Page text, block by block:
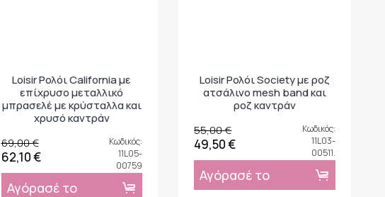
Loisir Ρολόι California με
επίχρυσο μεταλλικό
μπρασελέ με κρύσταλλα και
χρυσό καντράν
69,00 €
62,10 €
Κωδικός:
11L05-
00759
Αγόρασέ το
Loisir Ρολόι Society με ροζ
ατσάλινο mesh band και
ροζ καντράν
55,00 €
49,50 €
Κωδικός:
11L03-
00511.
Αγόρασέ το